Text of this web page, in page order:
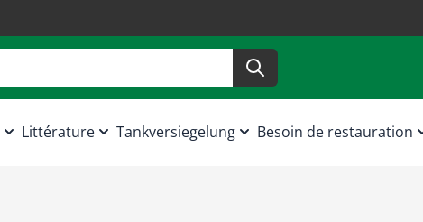
Littérature Tankversiegelung Besoin de restauration